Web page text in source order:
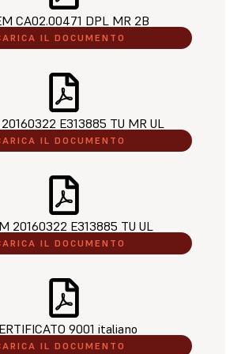
CA02.00471 DPL MR 2B​
IL DOCUMENTO
E313885 TU MR UL​
IL DOCUMENTO
20160322 E313885 TU UL​
IL DOCUMENTO
9001 italiano​
IL DOCUMENTO